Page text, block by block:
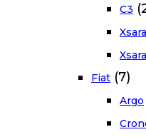
C3
Xsara
Fiat (7)
Argo